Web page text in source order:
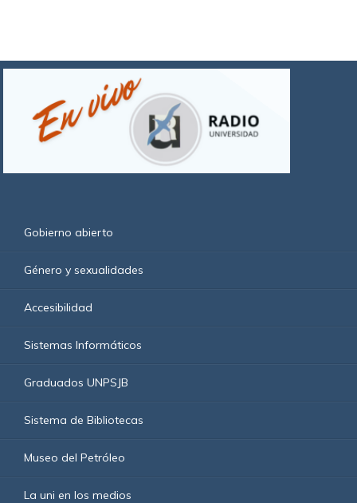
Gobierno abierto
Género y sexualidades
Accesibilidad
Sistemas Informáticos
Graduados UNPSJB
Sistema de Bibliotecas
Museo del Petróleo
La uni en los medios